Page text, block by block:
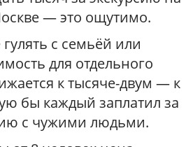
— это ощутимо.
с семьёй или
для отдельного
к тысяче-двум — к
бы каждый заплатил за
с чужими людьми.